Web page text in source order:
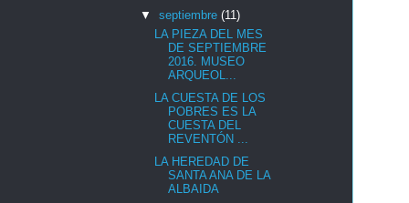
▼ septiembre (11)
LA PIEZA DEL MES
DE SEPTIEMBRE
2016. MUSEO
ARQUEOL...
LA CUESTA DE LOS
POBRES ES LA
CUESTA DEL
REVENTÓN ...
LA HEREDAD DE
SANTA ANA DE LA
ALBAIDA